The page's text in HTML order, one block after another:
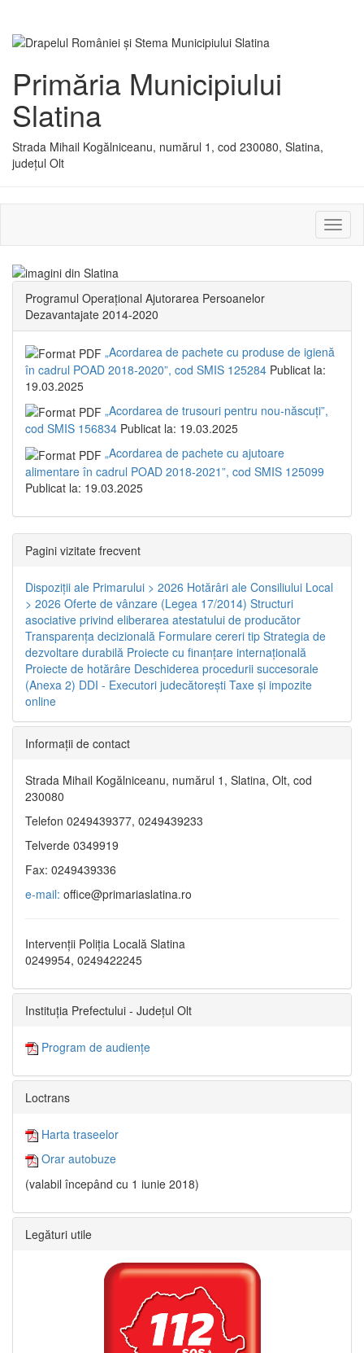
Primăria Municipiului
Slatina
Strada Mihail Kogălniceanu, numărul 1, cod 230080, Slatina,
județul Olt
sau
Programul Operațional Ajutorarea Persoanelor
Dezavantajate 2014-2020
„Acordarea de pachete cu produse de igienă
în cadrul POAD 2018-2020”, cod SMIS 125284 Publicat la:
19.03.2025
„Acordarea de trusouri pentru nou-născuți”,
cod SMIS 156834 Publicat la: 19.03.2025
„Acordarea de pachete cu ajutoare
alimentare în cadrul POAD 2018-2021”, cod SMIS 125099
Publicat la: 19.03.2025
Pagini vizitate frecvent
Dispoziţii ale Primarului > 2026 Hotărâri ale Consiliului Local
> 2026 Oferte de vânzare (Legea 17/2014) Structuri
asociative privind eliberarea atestatului de producător
Transparenţa decizională Formulare cereri tip Strategia de
dezvoltare durabilă Proiecte cu finanţare internaţională
Proiecte de hotărâre Deschiderea procedurii succesorale
(Anexa 2) DDI - Executori judecătorești Taxe şi impozite
online
Informaţii de contact
Strada Mihail Kogălniceanu, numărul 1, Slatina, Olt, cod
230080
Telefon 0249439377, 0249439233
Telverde 0349919
Fax: 0249439336
e-mail: office@primariaslatina.ro
Intervenții Poliția Locală Slatina
0249954, 0249422245
Instituția Prefectului - Județul Olt
Program de audiențe
Loctrans
Harta traseelor
Orar autobuze
(valabil începând cu 1 iunie 2018)
Legături utile